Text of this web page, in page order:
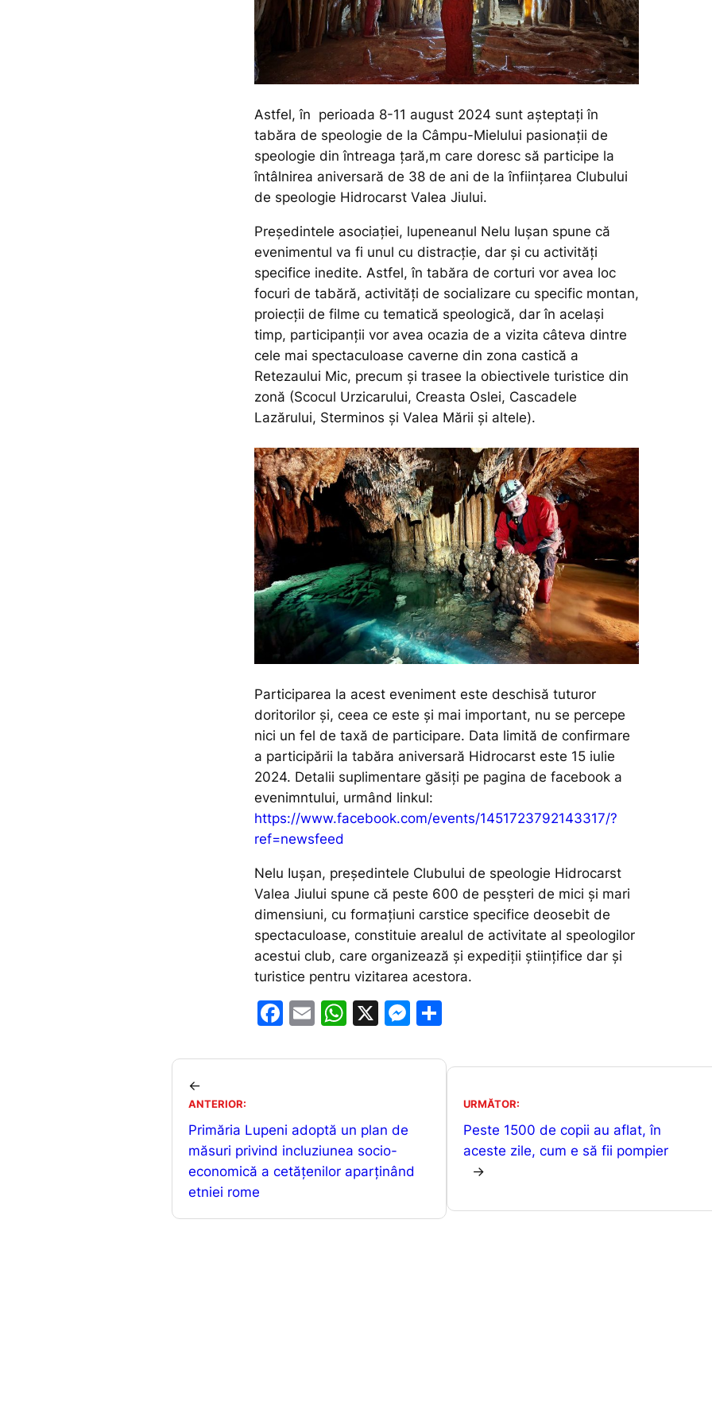
Astfel, în perioada 8-11 august 2024 sunt așteptați în
tabăra de speologie de la Câmpu-Mielului pasionații de
speologie din întreaga țară,m care doresc să participe la
întâlnirea aniversară de 38 de ani de la înființarea Clubului
de speologie Hidrocarst Valea Jiului.
Președintele asociației, lupeneanul Nelu Iușan spune că
evenimentul va fi unul cu distracție, dar și cu activități
specifice inedite. Astfel, în tabăra de corturi vor avea loc
focuri de tabără, activități de socializare cu specific montan,
proiecții de filme cu tematică speologică, dar în același
timp, participanții vor avea ocazia de a vizita câteva dintre
cele mai spectaculoase caverne din zona castică a
Retezaului Mic, precum și trasee la obiectivele turistice din
zonă (Scocul Urzicarului, Creasta Oslei, Cascadele
Lazărului, Sterminos și Valea Mării și altele).
Participarea la acest eveniment este deschisă tuturor
doritorilor și, ceea ce este și mai important, nu se percepe
nici un fel de taxă de participare. Data limită de confirmare
a participării la tabăra aniversară Hidrocarst este 15 iulie
2024. Detalii suplimentare găsiți pe pagina de facebook a
evenimntului, urmând linkul:
https://www.facebook.com/events/1451723792143317/?
ref=newsfeed
Nelu Iușan, președintele Clubului de speologie Hidrocarst
Valea Jiului spune că peste 600 de pesșteri de mici și mari
dimensiuni, cu formațiuni carstice specifice deosebit de
spectaculoase, constituie arealul de activitate al speologilor
acestui club, care organizează și expediții științifice dar și
turistice pentru vizitarea acestora.
F
c
o
o
E
ai
W
at
p
p
X
M
s
g
ta
←
ANTERIOR:
Primăria Lupeni adoptă un plan de
măsuri privind incluziunea socio-
economică a cetăţenilor aparţinând
etniei rome
URMĂTOR:
Peste 1500 de copii au aflat, în
aceste zile, cum e să fii pompier
→